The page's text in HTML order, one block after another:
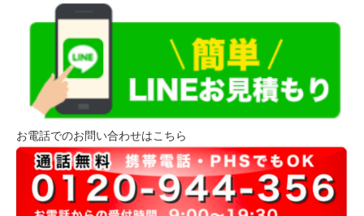
お電話でのお問い合わせはこちら